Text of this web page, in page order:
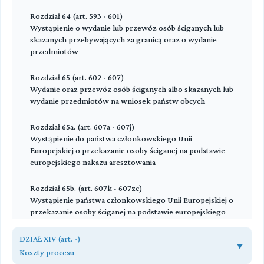
Rozdział 64 (art. 593 - 601)
Wystąpienie o wydanie lub przewóz osób ściganych lub
skazanych przebywających za granicą oraz o wydanie
przedmiotów
Rozdział 65 (art. 602 - 607)
Wydanie oraz przewóz osób ściganych albo skazanych lub
wydanie przedmiotów na wniosek państw obcych
Rozdział 65a. (art. 607a - 607j)
Wystąpienie do państwa członkowskiego Unii
Europejskiej o przekazanie osoby ściganej na podstawie
europejskiego nakazu aresztowania
Rozdział 65b. (art. 607k - 607zc)
Wystąpienie państwa członkowskiego Unii Europejskiej o
przekazanie osoby ściganej na podstawie europejskiego
Rozdział 65c (art. 607zd - 607zg)
DZIAŁ XIV (art. -)
Koszty procesu
▼